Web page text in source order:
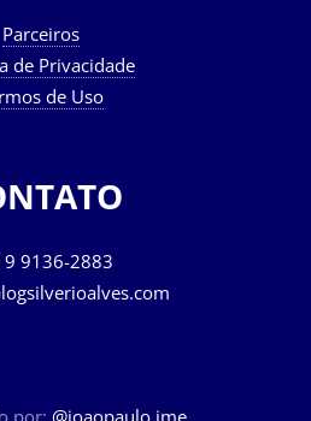
Parceiros
de Privacidade
de Uso
9 9136-2883